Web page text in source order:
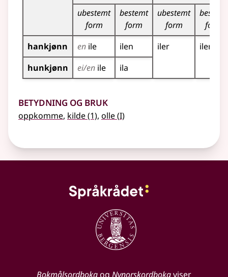
ubestemt
form
bestemt
form
ubestemt
form
bestemt
form
hankjønn
en ile ilen iler
ilene
hunkjønn
ei/en ile ila
Betydning og bruk
oppkomme, kilde(1), olle(1
I)
Bokmålsordbokaog Nynorskordbokaviser